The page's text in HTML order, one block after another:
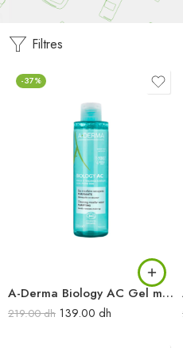
Filtres
-37%
A-Derma Biology AC Gel moussant nettoyant purifiant 200 ml
219.00dh 139.00 dh